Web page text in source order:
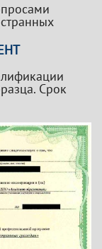
Срок